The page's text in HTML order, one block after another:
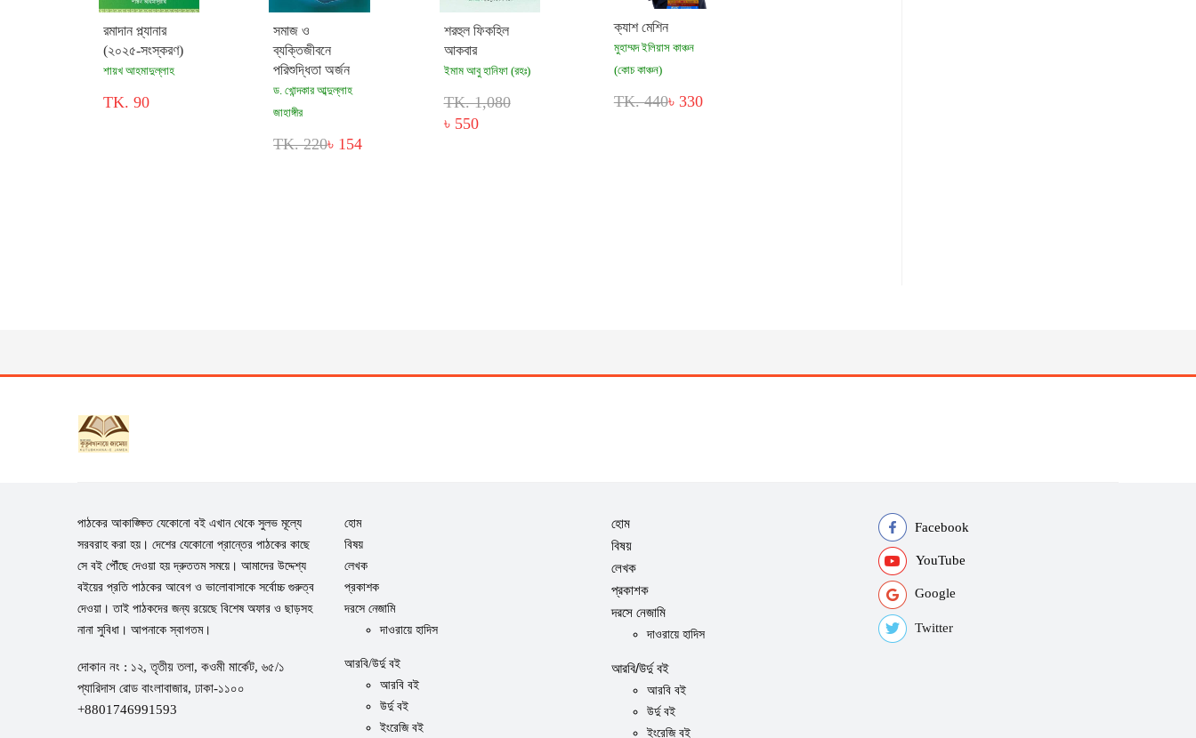
রমাদান প্ল্যানার
(২০২৫-সংস্করণ)
শায়খ আহমাদুল্লাহ
TK. 90
সমাজ ও
ব্যক্তিজীবনে
পরিশুদ্ধিতা অর্জন
ড. খোন্দকার আব্দুল্লাহ
জাহাঙ্গীর
TK. 220৳ 154
শরহুল ফিকহিল
আকবার
ইমাম আবু হানিফা (রহঃ)
TK. 1,080
৳ 550
ক্যাশ মেশিন
মুহাম্মদ ইলিয়াস কাঞ্চন
(কোচ কাঞ্চন)
TK. 440৳ 330
পাঠকের আকাঙ্ক্ষিত যেকোনো বই এখান থেকে সুলভ মূল্যে
সরবরাহ করা হয়। দেশের যেকোনো প্রান্তের পাঠকের কাছে
সে বই পৌঁছে দেওয়া হয় দ্রুততম সময়ে। আমাদের উদ্দেশ্য
বইয়ের প্রতি পাঠকের আবেগ ও ভালোবাসাকে সর্বোচ্চ গুরুত্ব
দেওয়া। তাই পাঠকদের জন্য রয়েছে বিশেষ অফার ও ছাড়সহ
নানা সুবিধা। আপনাকে স্বাগতম।
দোকান নং : ১২, তৃতীয় তলা, কওমী মার্কেট, ৬৫/১
প্যারিদাস রোড বাংলাবাজার, ঢাকা-১১০০
+8801746991593
হোম
বিষয়
লেখক
প্রকাশক
দরসে নেজামি
দাওরায়ে হাদিস
আরবি/উর্দু বই
আরবি বই
উর্দু বই
ইংরেজি বই
হোম
বিষয়
লেখক
প্রকাশক
দরসে নেজামি
দাওরায়ে হাদিস
আরবি/উর্দু বই
আরবি বই
উর্দু বই
ইংরেজি বই
Facebook
YouTube
Google
Twitter